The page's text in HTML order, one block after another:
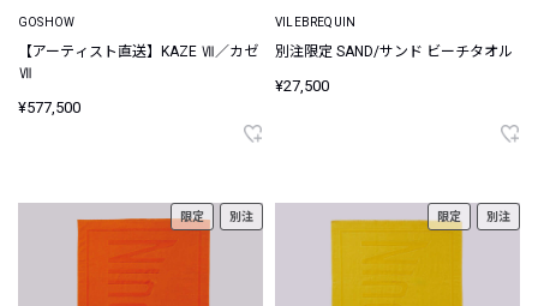
GOSHOW
【アーティスト直送】KAZE Ⅶ／カゼ
Ⅶ
¥577,500
VILEBREQUIN
別注限定 SAND/サンド ビーチタオル
¥27,500
限定 別注 限定 別注